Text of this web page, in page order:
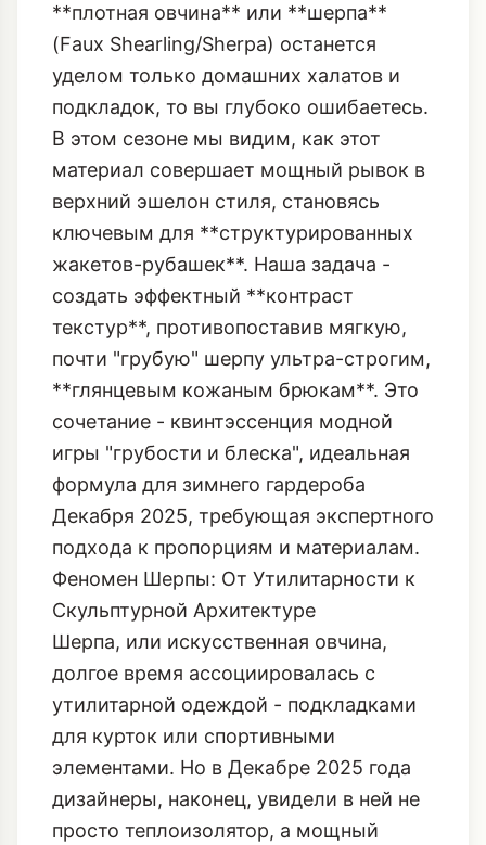
**плотная овчина** или **шерпа**
(Faux Shearling/Sherpa) останется
уделом только домашних халатов и
подкладок, то вы глубоко ошибаетесь.
В этом сезоне мы видим, как этот
материал совершает мощный рывок в
верхний эшелон стиля, становясь
ключевым для **структурированных
жакетов-рубашек**. Наша задача -
создать эффектный **контраст
текстур**, противопоставив мягкую,
почти "грубую" шерпу ультра-строгим,
**глянцевым кожаным брюкам**. Это
сочетание - квинтэссенция модной
игры "грубости и блеска", идеальная
формула для зимнего гардероба
Декабря 2025, требующая экспертного
подхода к пропорциям и материалам.
Феномен Шерпы: От Утилитарности к
Скульптурной Архитектуре
Шерпа, или искусственная овчина,
долгое время ассоциировалась с
утилитарной одеждой - подкладками
для курток или спортивными
элементами. Но в Декабре 2025 года
дизайнеры, наконец, увидели в ней не
просто теплоизолятор, а мощный